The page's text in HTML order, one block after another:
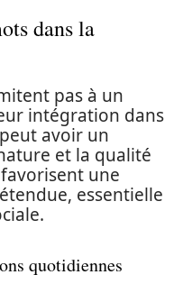
dans la
pas à un
intégration dans
avoir un
et la qualité
une
essentielle
quotidiennes